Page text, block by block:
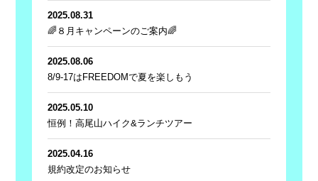
2025.08.31
🌈８月キャンペーンのご案内🌈
2025.08.06
8/9-17はFREEDOMで夏を楽しもう
2025.05.10
恒例！高尾山ハイク&ランチツアー
2025.04.16
規約改定のお知らせ